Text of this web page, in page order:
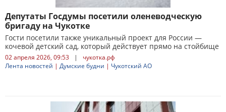
Депутаты Госдумы посетили оленеводческую
бригаду на Чукотке
Гости посетили также уникальный проект для России —
кочевой детский сад, который действует прямо на стойбище
02 апреля 2026, 09:53 |
чукотка.рф
Лента новостей | Думские будни | Чукотский АО